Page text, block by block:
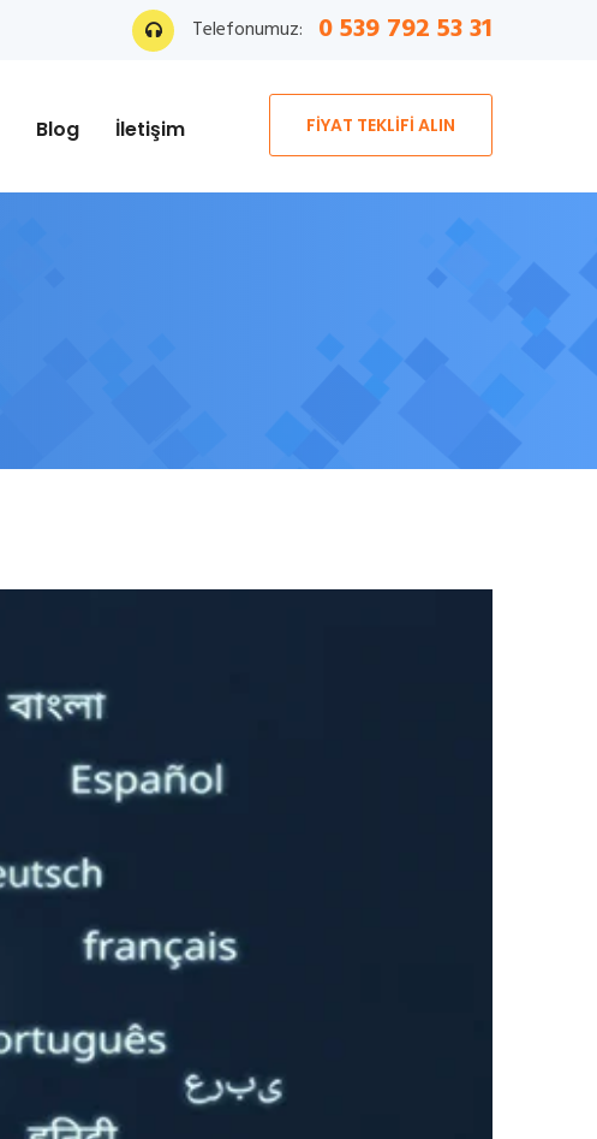
Telefonumuz: 0 539 792 53 31
Blog İletişim FİYAT TEKLİFİ ALIN